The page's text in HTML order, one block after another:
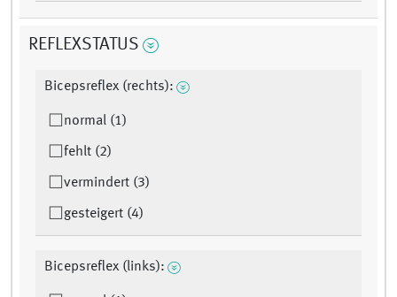
REFLEXSTATUS
Bicepsreflex (rechts):
normal (1)
fehlt (2)
vermindert (3)
gesteigert (4)
Bicepsreflex (links):